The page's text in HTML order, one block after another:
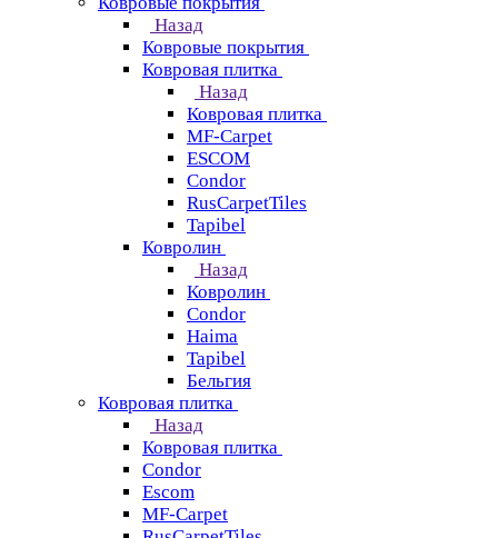
Назад
Ковровые покрытия
Ковровая плитка
Назад
Ковровая плитка
MF-Carpet
ESCOM
Condor
RusCarpetTiles
Tapibel
Ковролин
Назад
Ковролин
Condor
Haima
Tapibel
Бельгия
Ковровая плитка
Назад
Ковровая плитка
Condor
Escom
MF-Carpet